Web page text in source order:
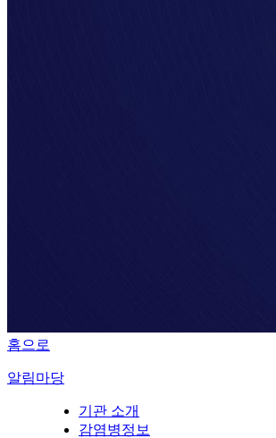
홈으로
알림마당
기관 소개
감염병정보